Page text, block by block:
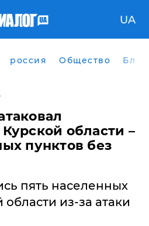
UA
россия Общество
области –
пунктов без
пять населенных
области из-за атаки